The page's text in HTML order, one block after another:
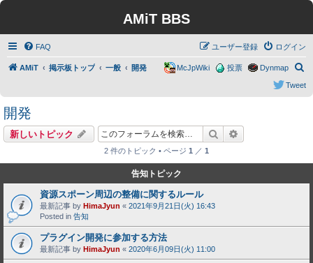
AMiT BBS
FAQ ログイン
ユーザー登録
AMiT 掲示板トップ 一般 開発
索
Dynmap
投票
McJpWiki
Tweet
開発
新しいトピック 検索
2 件のトピック • ページ 1 ／ 1
告知トピック
資源スポーン周辺の整備に関するルール
最新記事 by HimaJyun « 2021年9月21日(火) 16:43
Posted in 告知
プラグイン開発に参加する方法
最新記事 by HimaJyun « 2020年6月09日(火) 11:00